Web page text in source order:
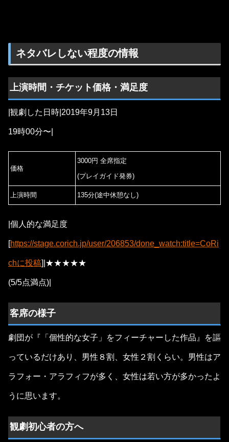
ネタバレしない程度の情報
上演時間・チケット価格・満足度
|観劇した日時|2019年9月13日
19時00分〜|
価格
3000円 全席指定
(プレイガイド発券)
上演時間 135分(途中休憩なし)
|個人的な満足度
[https://stage.corich.jp/user/206853/done_watch:title=CoRi
chに投稿]|★★★★★
(5/5点満点)|
客席の様子
劇団が『「個性的な女子」をフィーチャーした作品』を謳
っているだけあり、男性８割、女性２割くらい。男性はア
ラフォー・アラフィフが多く、女性は若い方が多かったよ
うに思います。
観劇初心者の方へ